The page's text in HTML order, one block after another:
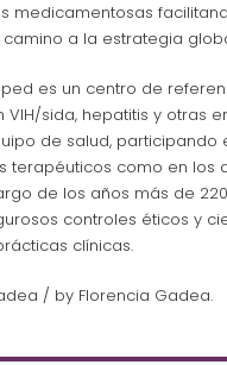
medicamentosas
a la estrategia
es un centro de
VIH/sida, hepatitis y otras
de salud,
terapéuticos como en
de los años más de
controles éticos y
clínicas.
/ by Florencia Gadea.